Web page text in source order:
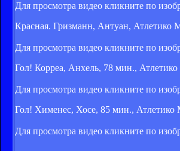
Для просмотра видео кликните по
Красная. Гризманн, Антуан, Атлетико
Для просмотра видео кликните по
Гол! Корреа, Анхель, 78 мин.,
Для просмотра видео кликните по
Гол! Хименес, Хосе, 85 мин., Атлетико
Для просмотра видео кликните по